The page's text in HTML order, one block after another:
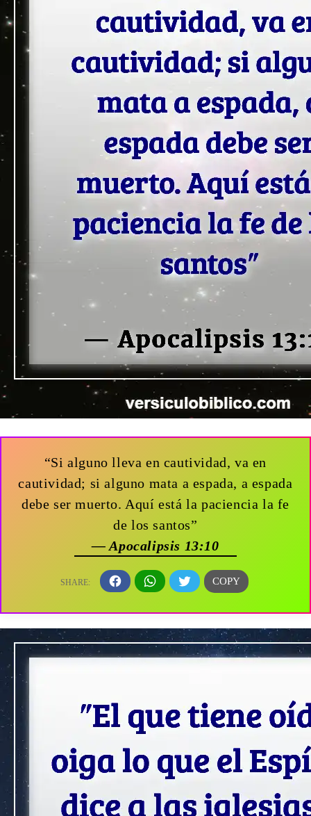
“Si alguno lleva en cautividad, va en
cautividad; si alguno mata a espada, a espada
debe ser muerto. Aquí está la paciencia la fe
de los santos”
— Apocalipsis 13:10